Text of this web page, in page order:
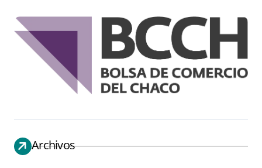
Archivos